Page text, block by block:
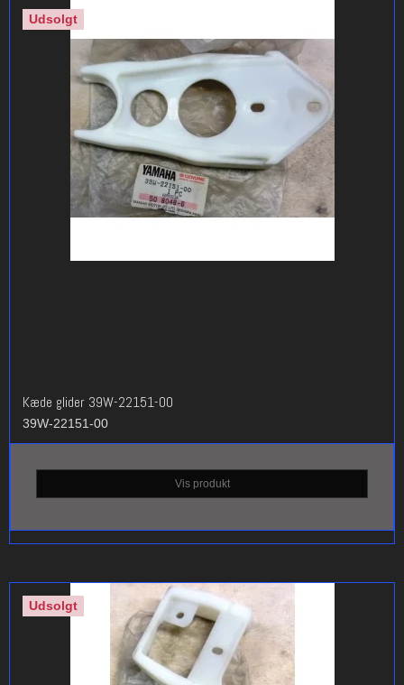
Udsolgt
Kæde glider 39W-22151-00
39W-22151-00
Vis produkt
Udsolgt